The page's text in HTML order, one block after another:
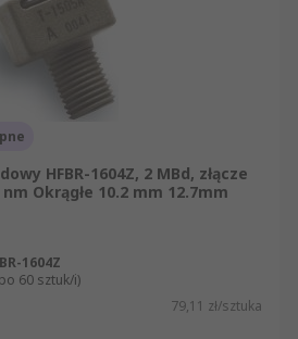
HFBR-1604Z, 2 MBd, złącze
Okrągłe 10.2 mm 12.7mm
1604Z
60 sztuk/i)
79,11 zł/sztuka